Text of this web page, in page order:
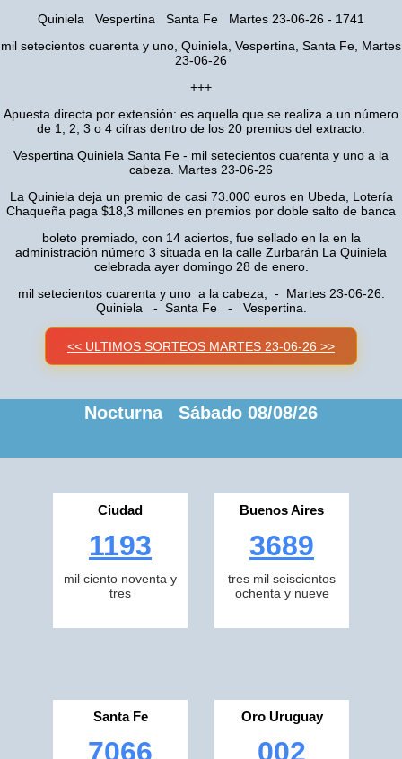
Quiniela Vespertina Santa Fe Martes 23-06-26 - 1741
mil setecientos cuarenta y uno, Quiniela, Vespertina, Santa Fe, Martes
23-06-26
+++
Apuesta directa por extensión: es aquella que se realiza a un número
de 1, 2, 3 o 4 cifras dentro de los 20 premios del extracto.
Vespertina Quiniela Santa Fe - mil setecientos cuarenta y uno a la
cabeza. Martes 23-06-26
La Quiniela deja un premio de casi 73.000 euros en Ubeda, Lotería
Chaqueña paga $18,3 millones en premios por doble salto de banca
boleto premiado, con 14 aciertos, fue sellado en la en la
administración número 3 situada en la calle Zurbarán La Quiniela
celebrada ayer domingo 28 de enero.
mil setecientos cuarenta y uno a la cabeza, - Martes 23-06-26.
Quiniela - Santa Fe - Vespertina.
<< ULTIMOS SORTEOS MARTES 23-06-26 >>
Nocturna Sábado 08/08/26
Ciudad
1193
mil ciento noventa y
tres
Buenos Aires
3689
tres mil seiscientos
ochenta y nueve
Santa Fe
7066
Oro Uruguay
002